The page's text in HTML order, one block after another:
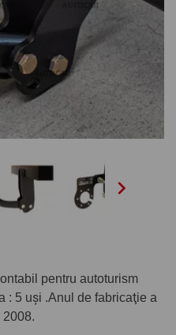

pentru autoturism
: 5 uşi .Anul de fabricaţie a